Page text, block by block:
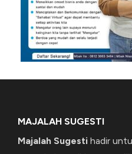
MAJALAH SUGESTI
Majalah Sugesti hadir